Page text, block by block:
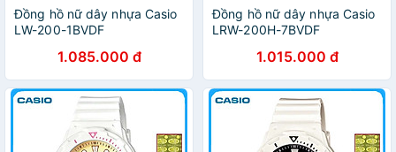
Đồng hồ nữ dây nhựa Casio
LW-200-1BVDF
1.085.000 đ
Đồng hồ nữ dây nhựa Casio
LRW-200H-7BVDF
1.015.000 đ